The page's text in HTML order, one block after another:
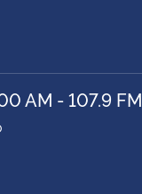
AM - 107.9 FM